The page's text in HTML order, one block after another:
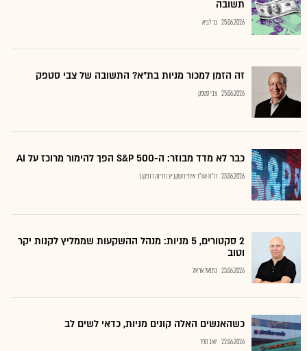
תשובה
25.06.2026 בר לביא
זה הזמן למכור מניות בת"א? התשובה של צבי סטפק
25.06.2026 צבי סטפק
כבר לא מדד מבוזר: ה-S&P 500 הפך להימור מרוכז על AI
23.06.2026 רו"ח ועו"ד איתי רושקביץ ודרינה רזניקוב
2 סקטורים, 5 מניות: מנהל ההשקעות שממליץ לקנות יקר
וטוב
23.06.2026 נתנאל אריאל
כשהאנשים האלה קונים מניות, כדאי לשים לב
22.06.2026 יואב ספר